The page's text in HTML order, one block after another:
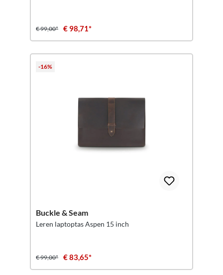
€ 99,00* € 98,71*
-16%
Buckle & Seam
Leren laptoptas Aspen 15 inch
€ 99,00* € 83,65*